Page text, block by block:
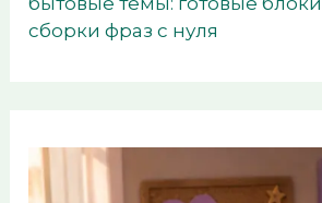
сборки фраз с нуля